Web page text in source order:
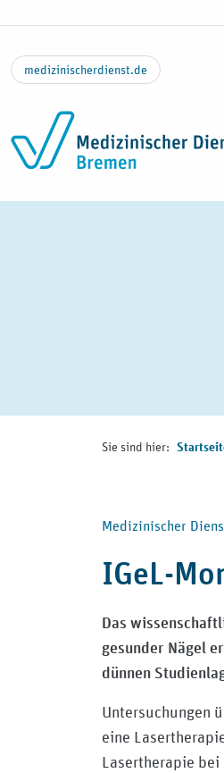
medizinischerdienst.de
Sie sind hier:
Medizinischer
IGeL-
Das
gesunder Nägel
dünnen
Untersuchungen
eine
Lasertherapie